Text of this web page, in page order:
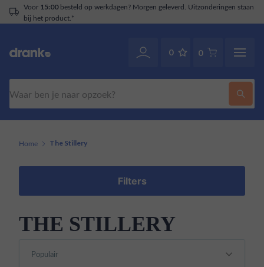
Voor 15:00besteld op werkdagen? Morgen geleverd. Uitzonderingen staan
bij het product.*
0 0
Home The Stillery
Filters
THE STILLERY